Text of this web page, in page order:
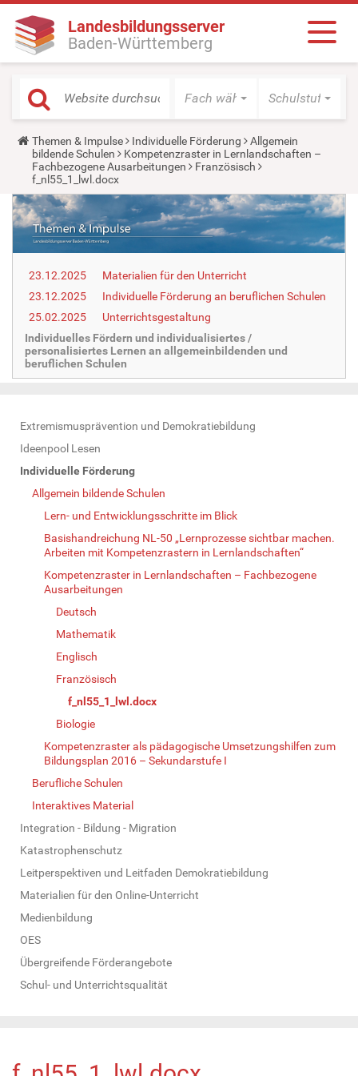
Landesbildungsserver
Baden-Württemberg
Fach wählen Schulstufe
Y
o
u
a
r
e
h
e
r
e
Themen & Impulse Individuelle Förderung
Allgemein
bildende Schulen
Kompetenzraster in Lernlandschaften –
Fachbezogene Ausarbeitungen
Französisch
f_nl55_1_lwl.docx
23.12.2025
Materialien für den Unterricht
23.12.2025
Individuelle Förderung an beruflichen Schulen
25.02.2025
Unterrichtsgestaltung
Individuelles Fördern und individualisiertes /
personalisiertes Lernen an allgemeinbildenden und
beruflichen Schulen
N
a
v
Extremismusprävention und Demokratiebildung
Ideenpool Lesen
Individuelle Förderung
Allgemein bildende Schulen
Lern- und Entwicklungsschritte im Blick
Basishandreichung NL-50 „Lernprozesse sichtbar machen.
Arbeiten mit Kompetenzrastern in Lernlandschaften“
Kompetenzraster in Lernlandschaften – Fachbezogene
Ausarbeitungen
Deutsch
Mathematik
Englisch
Französisch
f_nl55_1_lwl.docx
Biologie
Kompetenzraster als pädagogische Umsetzungshilfen zum
Bildungsplan 2016 – Sekundarstufe I
Berufliche Schulen
Interaktives Material
Integration - Bildung - Migration
Katastrophenschutz
Leitperspektiven und Leitfaden Demokratiebildung
Materialien für den Online-Unterricht
Medienbildung
OES
Übergreifende Förderangebote
Schul- und Unterrichtsqualität